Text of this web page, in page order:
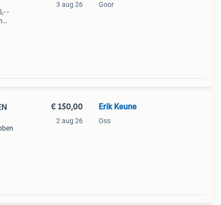
-
3 aug 26 Goor
€ 150,00
2 aug 26
Erik Keune
Oss